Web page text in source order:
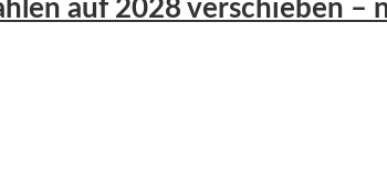
auf 2028 verschieben –